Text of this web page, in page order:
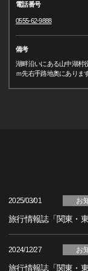
電話番号
0555-62-9888
備考
湖畔沿いにある山中湖村
ｍ先右手路地奥にありま
2025/03/01 お
旅行情報誌「関東・
2024/12/27 お
旅行情報誌「関東・